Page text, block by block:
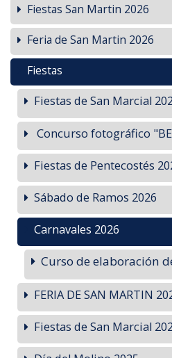
Fiestas San Martin 2026
Feria de San Martin 2026
Fiestas
Fiestas de San Marcial
Concurso fotográfico
Fiestas de Pentecostés
Sábado de Ramos 2026
Carnavales 2026
Curso de elaboración
FERIA DE SAN MARTIN
Fiestas de San Marcial